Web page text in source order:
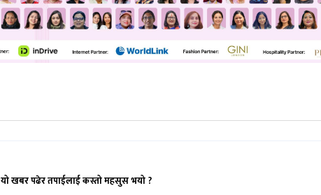
यो खबर पढेर तपाईलाई कस्तो महसुस भयो ?